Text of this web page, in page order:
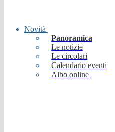
Novità
Panoramica
Le notizie
Le circolari
Calendario eventi
Albo online